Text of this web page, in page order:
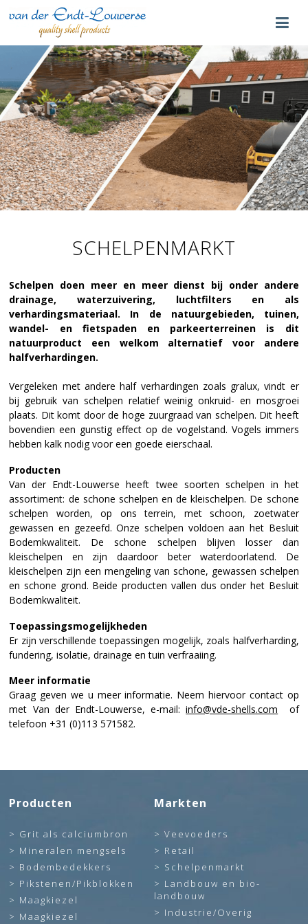
SCHELPENMARKT
Schelpen doen meer en meer dienst bij onder andere
drainage, waterzuivering, luchtfilters en als
verhardingsmateriaal. In de natuurgebieden, tuinen,
wandel- en fietspaden en parkeerterreinen is dit
natuurproduct een welkom alternatief voor andere
halfverhardingen.
Vergeleken met andere half verhardingen zoals gralux, vindt er
bij gebruik van schelpen relatief weinig onkruid- en mosgroei
plaats. Dit komt door de hoge zuurgraad van schelpen. Dit heeft
bovendien een gunstig effect op de vogelstand. Vogels immers
hebben kalk nodig voor een goede eierschaal.
Producten
Van der Endt-Louwerse heeft twee soorten schelpen in het
assortiment: de schone schelpen en de kleischelpen. De schone
schelpen worden, op ons terrein, met schoon, zoetwater
gewassen en gezeefd. Onze schelpen voldoen aan het Besluit
Bodemkwaliteit. De schone schelpen blijven losser dan
kleischelpen en zijn daardoor beter waterdoorlatend. De
kleischelpen zijn een mengeling van schone, gewassen schelpen
en schone grond. Beide producten vallen dus onder het Besluit
Bodemkwaliteit.
Toepassingsmogelijkheden
Er zijn verschillende toepassingen mogelijk, zoals halfverharding,
fundering, isolatie, drainage en tuin verfraaiing.
Meer informatie
Graag geven we u meer informatie. Neem hiervoor contact op
met Van der Endt-Louwerse, e-mail:info@vde-shells.com of
telefoon +31 (0)113 571582.
Producten
Grit als calciumbron
Mineralen mengsels
Bodembedekkers
Pikstenen/Pikblokken
Maagkiezel
Maagkiezel
Markten
Veevoeders
Retail
Schelpenmarkt
Landbouw en bio-
landbouw
Industrie/Overig